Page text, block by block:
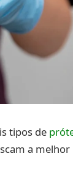
tipos de
a melhor